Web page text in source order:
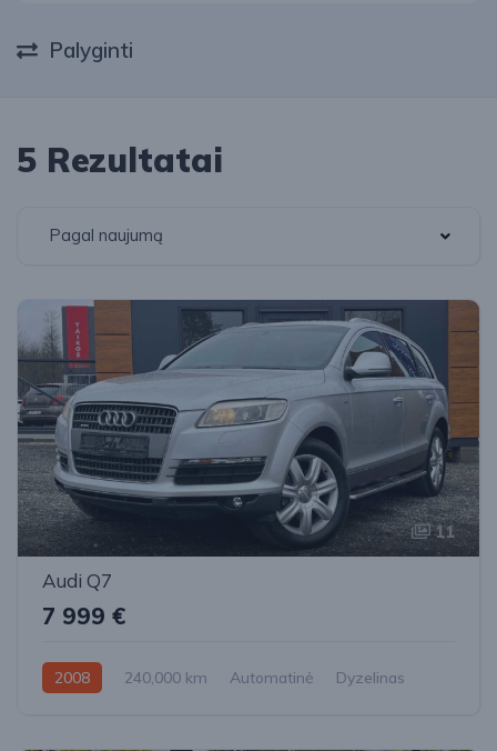
Palyginti
5 Rezultatai
Pagal naujumą
11
Audi Q7
7 999 €
2008 240,000 km Automatinė
Dyzelinas